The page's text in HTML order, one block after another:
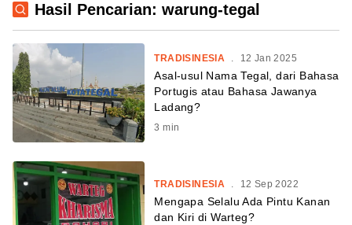
Hasil Pencarian: warung-tegal
TRADISINESIA . 12 Jan 2025
Asal-usul Nama Tegal, dari Bahasa
Portugis atau Bahasa Jawanya
Ladang?
3 min
TRADISINESIA . 12 Sep 2022
Mengapa Selalu Ada Pintu Kanan
dan Kiri di Warteg?